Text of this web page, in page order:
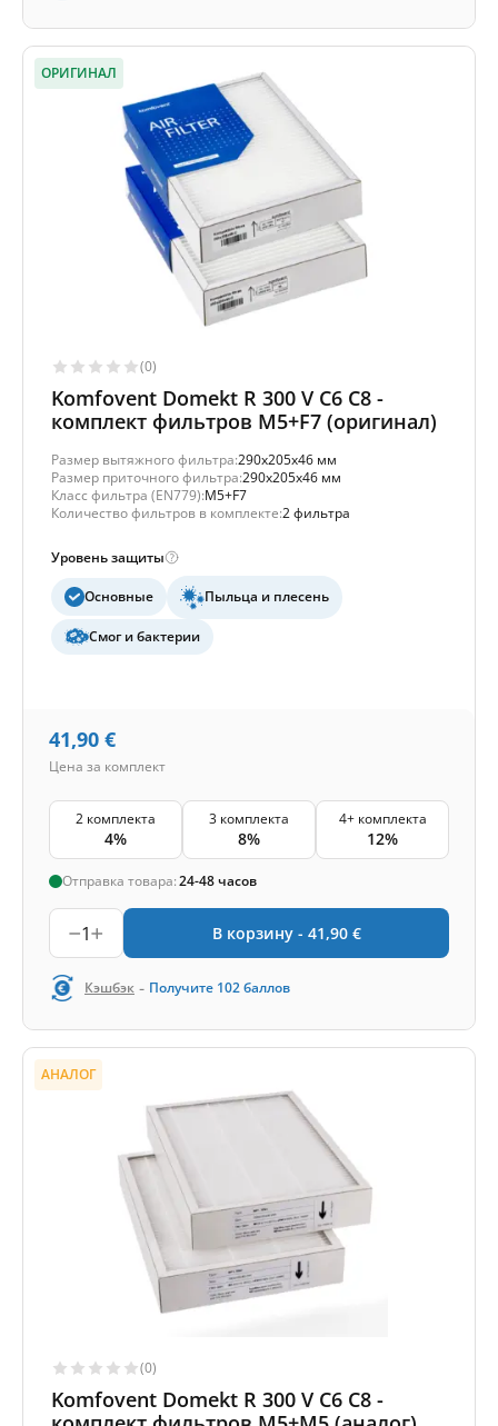
ОРИГИНАЛ
(0)
Komfovent Domekt R 300 V C6 C8 -
комплект фильтров M5+F7 (оригинал)
Размер вытяжного фильтра:290x205x46 мм
Размер приточного фильтра:290x205x46 мм
Класс фильтра (EN779):M5+F7
Количество фильтров в комплекте:2 фильтра
Уровень защиты
Основные Пыльца и плесень
Смог и бактерии
41,90 €
Цена за комплект
2 комплекта
4%
3 комплекта
8%
4+ комплекта
12%
Отправка товара:24-48 часов
1 В корзину - 41,90 €
Кэшбэк - Получите 102баллов
АНАЛОГ
(0)
Komfovent Domekt R 300 V C6 C8 -